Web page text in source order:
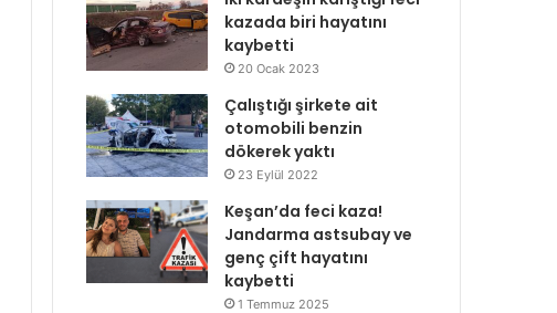
kazada biri hayatını
kaybetti
20 Ocak 2023
Çalıştığı şirkete ait
otomobili benzin
dökerek yaktı
23 Eylül 2022
Keşan’da feci kaza!
Jandarma astsubay ve
genç çift hayatını
kaybetti
1 Temmuz 2025